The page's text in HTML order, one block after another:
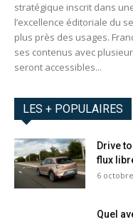
stratégique inscrit dans
l’excellence éditoriale du
plus près des usages.
ses contenus avec
seront accessibles...
LES + POPULAIRES
Drive
flux
6
Quel